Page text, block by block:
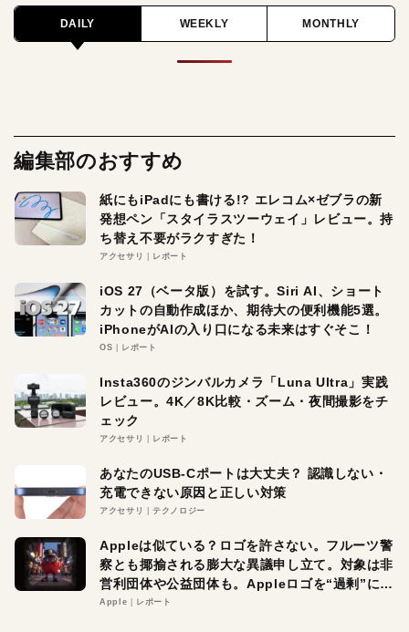
DAILY WEEKLY MONTHLY
編集部のおすすめ
紙にもiPadにも書ける!? エレコム×ゼブラの新
発想ペン「スタイラスツーウェイ」レビュー。持
ち替え不要がラクすぎた！
アクセサリ レポート
iOS 27（ベータ版）を試す。Siri AI、ショート
カットの自動作成ほか、期待大の便利機能5選。
iPhoneがAIの入り口になる未来はすぐそこ！
OS レポート
Insta360のジンバルカメラ「Luna Ultra」実践
レビュー。4K／8K比較・ズーム・夜間撮影をチ
ェック
アクセサリ レポート
あなたのUSB-Cポートは大丈夫？ 認識しない・
充電できない原因と正しい対策
アクセサリ テクノロジー
Appleは似ている？ロゴを許さない。フルーツ警
察とも揶揄される膨大な異議申し立て。対象は非
営利団体や公益団体も。Appleロゴを“過剰”に守
る理由とは
Apple レポート